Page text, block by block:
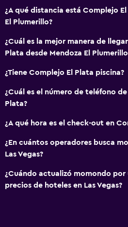
¿A qué distancia está Complejo
El Plumerillo?
¿Cuál es la mejor manera de
Plata desde Mendoza El
¿Tiene Complejo El Plata piscina?
¿Cuál es el número de teléfono
Plata?
¿A qué hora es el check-out en
¿En cuántos operadores busca
Las Vegas?
¿Cuándo actualizó momondo por
precios de hoteles en Las Vegas?